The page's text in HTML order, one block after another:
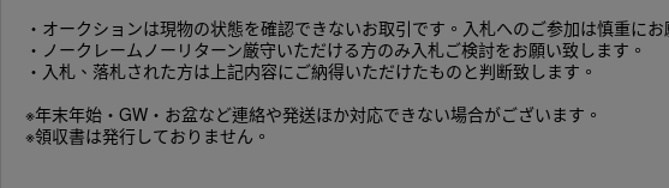
・オークションは現物の状態を確認できないお取引です。入札へのご参加は慎重にお
・ノークレームノーリターン厳守いただける方のみ入札ご検討をお願い致します。
・入札、落札された方は上記内容にご納得いただけたものと判断致します。
※年末年始・GW・お盆など連絡や発送ほか対応できない場合がございます。
※領収書は発行しておりません。